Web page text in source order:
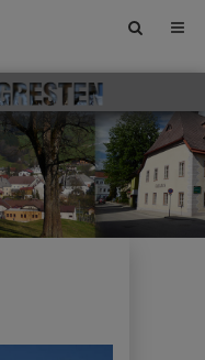
Site
toggle